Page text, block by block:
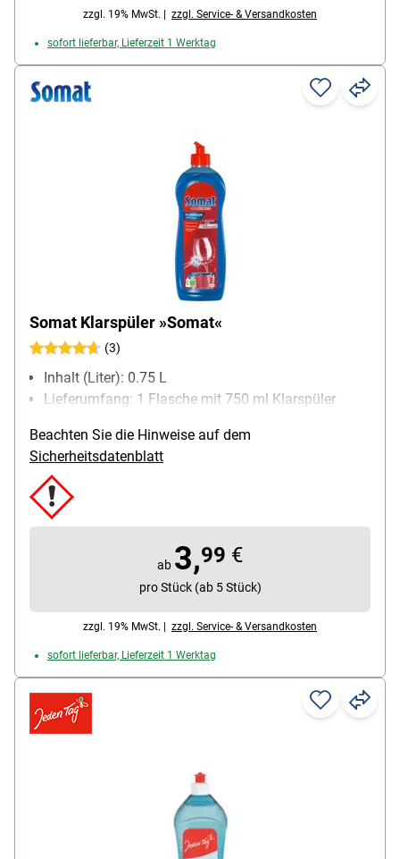
zzgl. 19% MwSt. | zzgl. Service- & Versandkosten
sofort lieferbar, Lieferzeit 1 Werktag
Somat Klarspüler »Somat«
(3)
Inhalt (Liter): 0.75 L
Lieferumfang: 1 Flasche mit 750 ml Klarspüler
Beachten Sie die Hinweise auf dem
Sicherheitsdatenblatt
ab 3,99 €
pro Stück (ab 5 Stück)
zzgl. 19% MwSt. | zzgl. Service- & Versandkosten
sofort lieferbar, Lieferzeit 1 Werktag